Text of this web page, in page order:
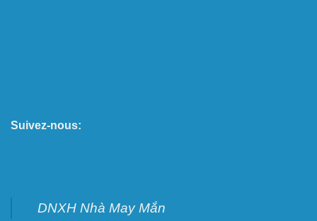
Suivez-nous:
DNXH Nhà May Mắn